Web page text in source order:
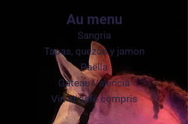
Au menu
Sangria
Tapas, quezos y jamon
Paëlla
Gâteau Valencia
Vin et café compris